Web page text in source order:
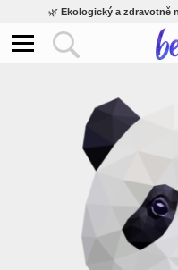
🌿 Ekologický a zdravotně
Inovativní výroba
Rychlé
Kvalita pod kontrolou
Eshop s tradicí od